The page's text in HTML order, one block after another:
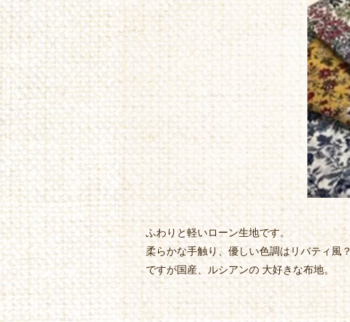
ふわりと軽いローン生地です。
柔らかな手触り、優しい色調はリバティ風？
ですが国産、ルシアンの 大好きな布地。